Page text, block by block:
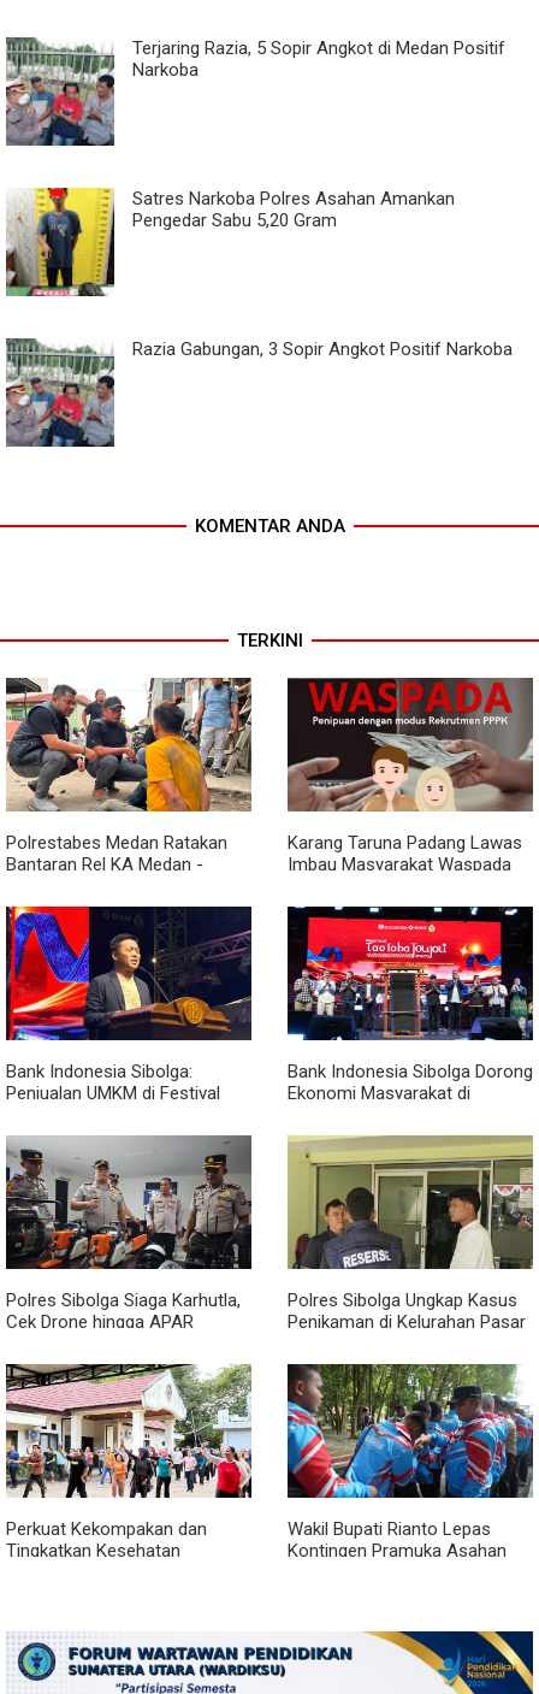
Terjaring Razia, 5 Sopir Angkot di Medan Positif
Narkoba
Satres Narkoba Polres Asahan Amankan
Pengedar Sabu 5,20 Gram
Razia Gabungan, 3 Sopir Angkot Positif Narkoba
KOMENTAR ANDA
TERKINI
Polrestabes Medan Ratakan
Bantaran Rel KA Medan -
Narkoba, Sita 3 Kg Ganja dan
Sejumlah Paket Sabu
Karang Taruna Padang Lawas
Imbau Masyarakat Waspada
Bank Indonesia Sibolga:
Penjualan UMKM di Festival
Bank Indonesia Sibolga Dorong
Ekonomi Masyarakat di
2026
Polres Sibolga Siaga Karhutla,
Cek Drone hingga APAR
Polres Sibolga Ungkap Kasus
Penikaman di Kelurahan Pasar
Perkuat Kekompakan dan
Tingkatkan Kesehatan
Wakil Bupati Rianto Lepas
Kontingen Pramuka Asahan